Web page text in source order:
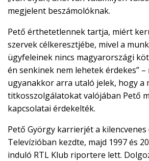
megjelent beszámolóknak.
Pető érthetetlennek tartja, miért
szervek célkeresztjébe, mivel a
ügyfeleinek nincs magyarországi
én senkinek nem lehetek érdekes”
ugyanakkor arra utaló jelek, hogy a
titkosszolgálatokat valójában Pető
kapcsolatai érdekelték.
Pető György karrierjét a
Televízióban kezdte, majd 1997 és
induló RTL Klub riportere lett.